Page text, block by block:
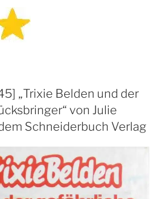
„Trixie Belden und der
von Julie
Schneiderbuch Verlag